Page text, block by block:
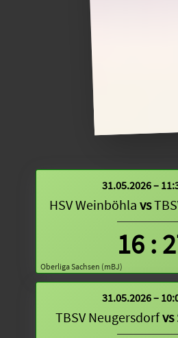
Oberliga Sachsen (mBJ)
31.05.2026 –
HSV Weinböhla vs
16 :
31.05.2026 –
TBSV Neugersdorfvs